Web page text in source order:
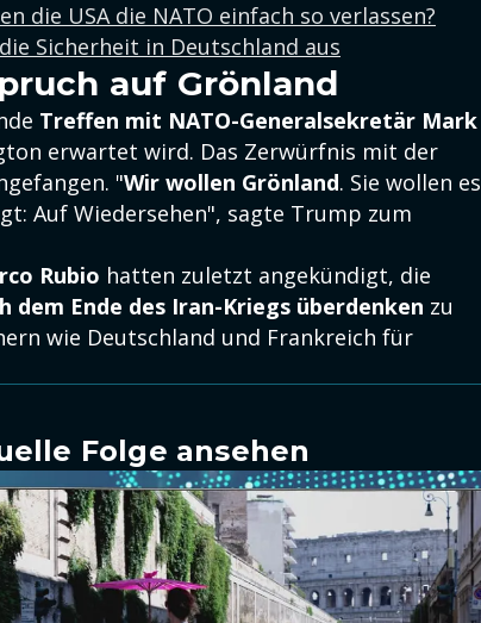
die USA die NATO einfach so verlassen?
Sicherheit in Deutschland aus
auf Grönland
Treffen mit NATO-Generalsekretär Mark
erwartet wird. Das Zerwürfnis mit der
"Wir wollen Grönland. Sie wollen es
Auf Wiedersehen", sagte Trump zum
Rubio hatten zuletzt angekündigt, die
dem Ende des Iran-Kriegs überdenken zu
wie Deutschland und Frankreich für
Folge ansehen